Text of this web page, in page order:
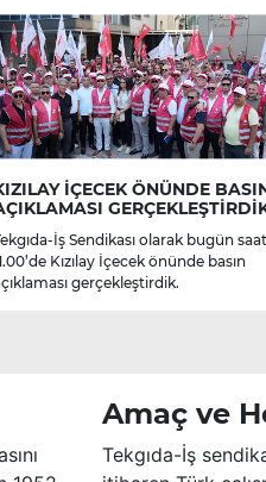
İÇECEK ÖNÜNDE
İş Sendikası olarak bugün saat
Kızılay İçecek önünde basın
gerçekleştirdik.
Amaç ve
Tekgıda-İş